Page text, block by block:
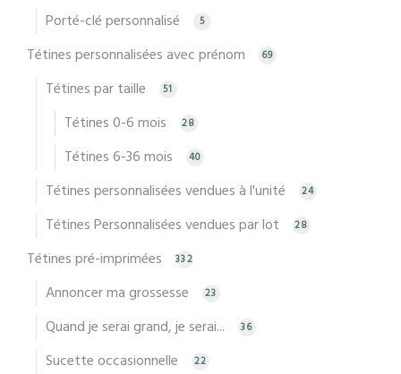
Porté-clé personnalisé 5
Tétines personnalisées avec prénom 69
Tétines par taille 51
Tétines 0-6 mois 28
Tétines 6-36 mois 40
Tétines personnalisées vendues à l'unité 24
Tétines Personnalisées vendues par lot 28
Tétines pré-imprimées 332
Annoncer ma grossesse 23
Quand je serai grand, je serai... 36
Sucette occasionnelle 22